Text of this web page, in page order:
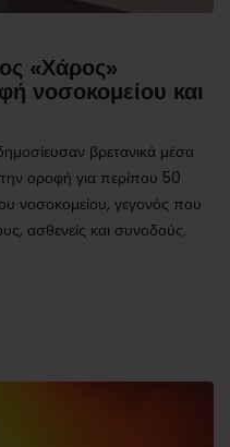
«Χάρος»
νοσοκομείου και
βρετανικά μέσα
οροφή για περίπου 50
νοσοκομείου, γεγονός που
ασθενείς και συνοδούς.